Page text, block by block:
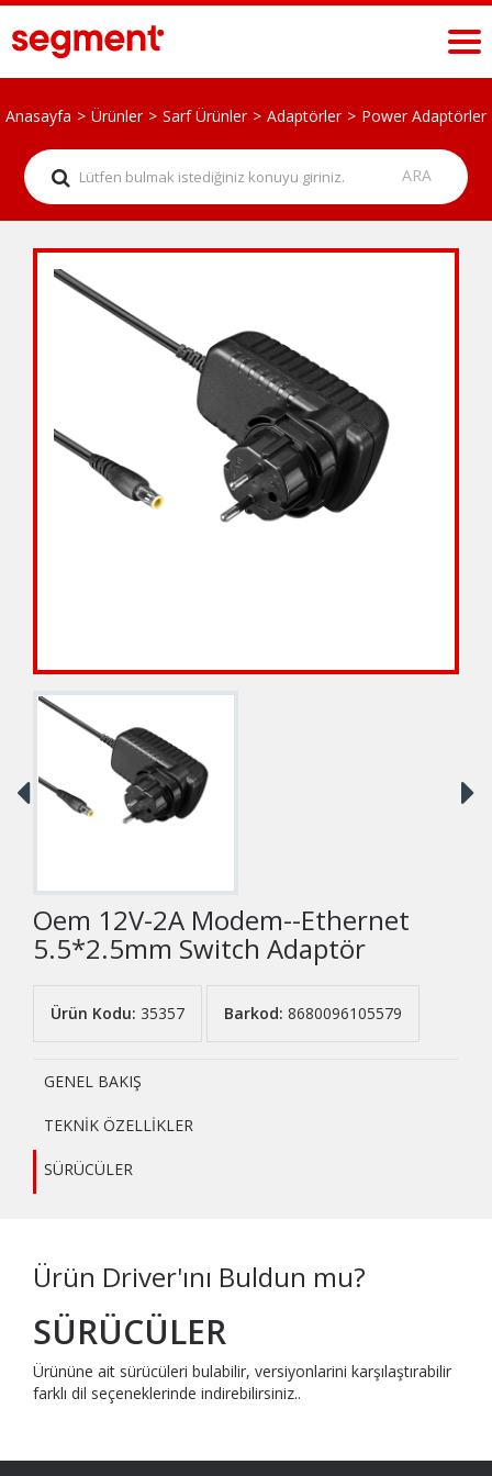
Anasayfa Ürünler Sarf Ürünler Adaptörler Power Adaptörler
Oem 12V-2A Modem--Ethernet
5.5*2.5mm Switch Adaptör
Ürün Kodu: 35357 Barkod: 8680096105579
GENEL BAKIŞ
TEKNİK ÖZELLİKLER
SÜRÜCÜLER
Ürün Driver'ını Buldun mu?
SÜRÜCÜLER
Ürününe ait sürücüleri bulabilir, versiyonlarini karşılaştırabilir
farklı dil seçeneklerinde indirebilirsiniz..